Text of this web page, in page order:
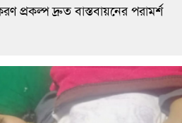
প্রকল্প দ্রুত বাস্তবায়নের পরামর্শ